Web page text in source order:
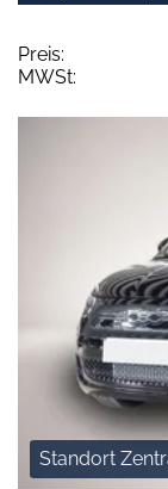
Preis:
MWSt:
Standort